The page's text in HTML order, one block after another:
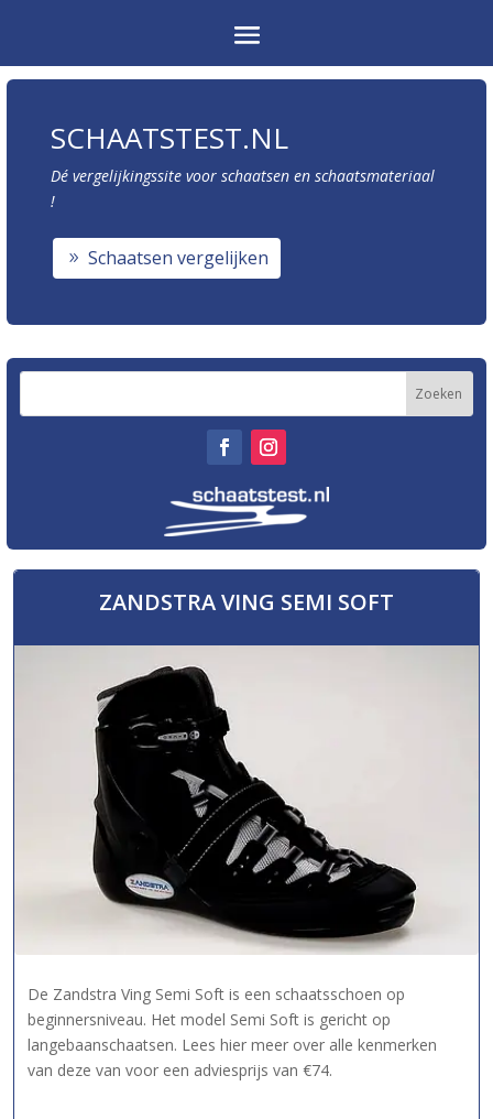
SCHAATSTEST.NL
Dé vergelijkingssite voor schaatsen en schaatsmateriaal
!
Schaatsen vergelijken
ZANDSTRA VING SEMI SOFT
De Zandstra Ving Semi Soft is een schaatsschoen op
beginnersniveau. Het model Semi Soft is gericht op
langebaanschaatsen. Lees hier meer over alle kenmerken
van deze van voor een adviesprijs van €74.